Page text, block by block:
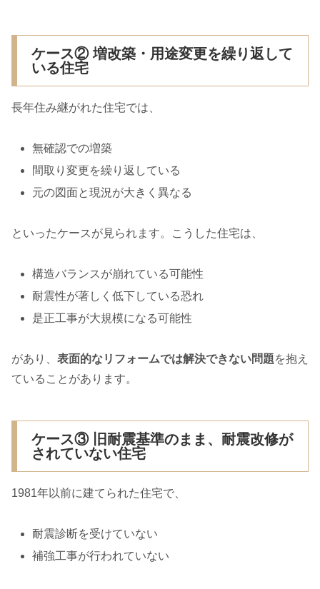
ケース② 増改築・用途変更を繰り返して
いる住宅
長年住み継がれた住宅では、
無確認での増築
間取り変更を繰り返している
元の図面と現況が大きく異なる
といったケースが見られます。こうした住宅は、
構造バランスが崩れている可能性
耐震性が著しく低下している恐れ
是正工事が大規模になる可能性
があり、 表面的なリフォームでは解決できない問題を抱え
ていることがあります。
ケース③ 旧耐震基準のまま、耐震改修が
されていない住宅
1981年以前に建てられた住宅で、
耐震診断を受けていない
補強工事が行われていない